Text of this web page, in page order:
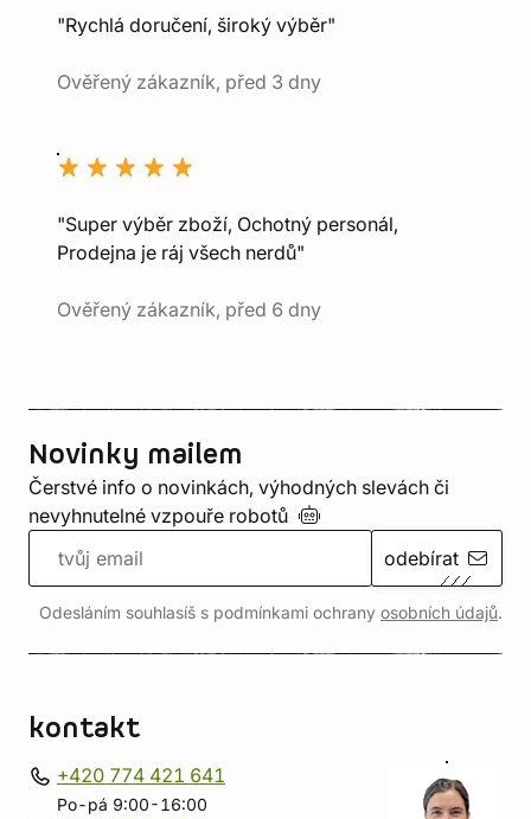
"Rychlá doručení, široký výběr"
Ověřený zákazník, před 3 dny
"Super výběr zboží, Ochotný personál,
Prodejna je ráj všech nerdů"
Ověřený zákazník, před 6 dny
Novinky mailem
Čerstvé info o novinkách, výhodných slevách či
nevyhnutelné vzpouře robotů
odebírat
Odesláním souhlasíš s podmínkami ochrany osobních údajů.
kontakt
+420 774 421 641
Po-pá 9:00-16:00